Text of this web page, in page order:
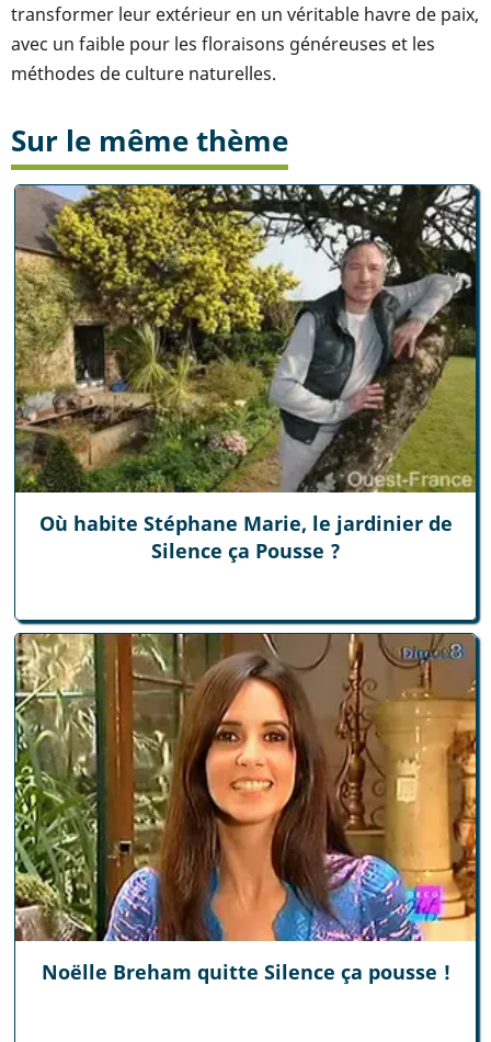
transformer leur extérieur en un véritable havre de paix,
avec un faible pour les floraisons généreuses et les
méthodes de culture naturelles.
Sur le même thème
Où habite Stéphane Marie, le jardinier de
Silence ça Pousse ?
Noëlle Breham quitte Silence ça pousse !